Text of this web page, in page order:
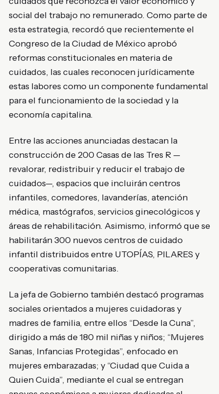
social del trabajo no remunerado. Como parte de
esta estrategia, recordó que recientemente el
Congreso de la Ciudad de México aprobó
reformas constitucionales en materia de
cuidados, las cuales reconocen jurídicamente
estas labores como un componente fundamental
para el funcionamiento de la sociedad y la
economía capitalina.
Entre las acciones anunciadas destacan la
construcción de 200 Casas de las Tres R —
revalorar, redistribuir y reducir el trabajo de
cuidados—, espacios que incluirán centros
infantiles, comedores, lavanderías, atención
médica, mastógrafos, servicios ginecológicos y
áreas de rehabilitación. Asimismo, informó que se
habilitarán 300 nuevos centros de cuidado
infantil distribuidos entre UTOPÍAS, PILARES y
cooperativas comunitarias.
La jefa de Gobierno también destacó programas
sociales orientados a mujeres cuidadoras y
madres de familia, entre ellos “Desde la Cuna”,
dirigido a más de 180 mil niñas y niños; “Mujeres
Sanas, Infancias Protegidas”, enfocado en
mujeres embarazadas; y “Ciudad que Cuida a
Quien Cuida”, mediante el cual se entregan